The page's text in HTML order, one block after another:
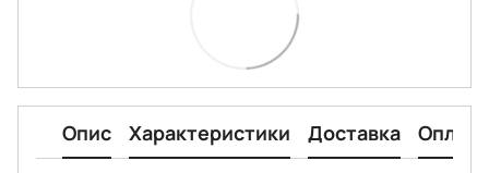
Опис Характеристики Доставка Оплата